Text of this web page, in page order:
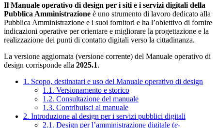
Il Manuale operativo di design per i siti e i servizi digitali della
Pubblica Amministrazione è uno strumento di lavoro dedicato alla
Pubblica Amministrazione e i suoi fornitori e ha l’obiettivo di fornire
indicazioni operative per orientare e migliorare la progettazione e la
realizzazione dei punti di contatto digitali verso la cittadinanza.
La versione aggiornata (versione corrente) del Manuale operativo di
design corrisponde alla 2025.1.
1. Scopo, destinatari e uso del Manuale operativo di design
1.1. Versionamento e storico
1.2. Consultazione del manuale
1.3. Contribuisci al manuale
2. Introduzione al design per i servizi pubblici digitali
2.1. Design per l’amministrazione digitale (e-